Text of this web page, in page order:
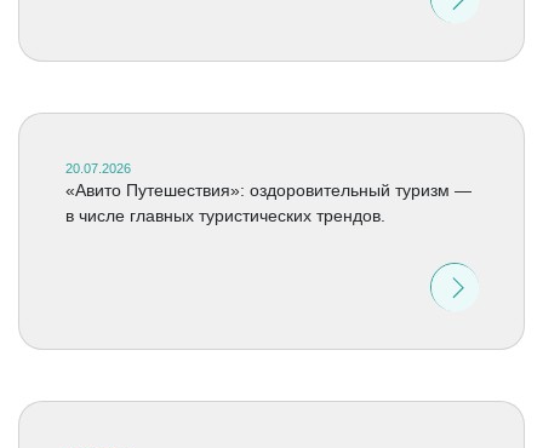
20.07.2026
«Авито Путешествия»: оздоровительный туризм —
в числе главных туристических трендов.